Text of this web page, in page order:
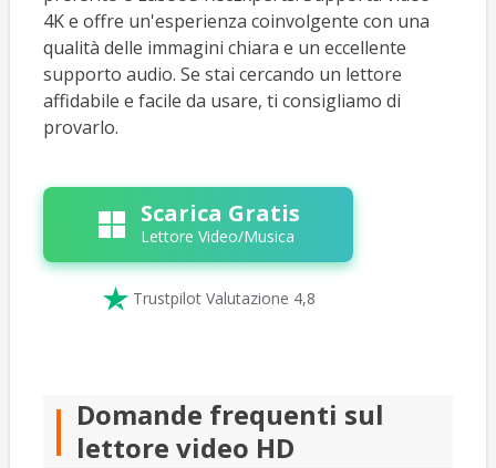
4K e offre un'esperienza coinvolgente con una
qualità delle immagini chiara e un eccellente
supporto audio. Se stai cercando un lettore
affidabile e facile da usare, ti consigliamo di
provarlo.
Scarica Gratis
Lettore Video/Musica
 Trustpilot Valutazione 4,8
Domande frequenti sul
lettore video HD